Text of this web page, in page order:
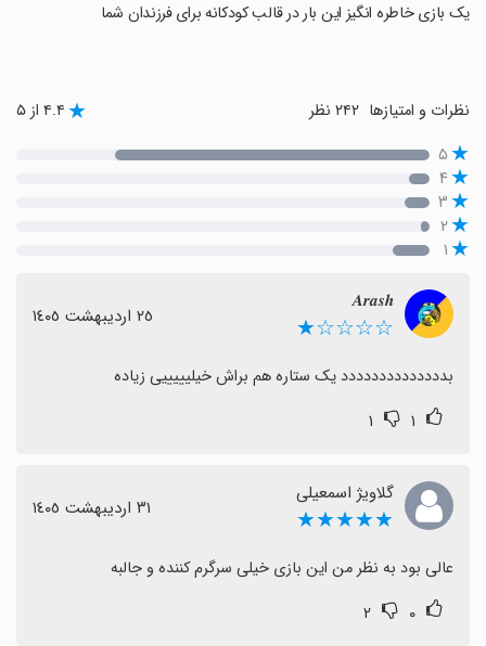
‏یک بازی خاطره انگیز این بار در قالب کودکانه برای فرزندان شما
نظرات و امتیازها ۴.۴ از ۵
۵
۴
۳
۲
۱
𝑨𝒓𝒂𝒔𝒉
☆☆☆☆★ ٢٥ اردیبهشت ١٤٠٥
بدددددددددددددد یک ستاره هم براش خیلیییییی زیاده
۱ ۱
گلاویژ اسمعیلی
★★★★★ ٣١ اردیبهشت ١٤٠٥
عالی بود به نظر من این بازی خیلی سرگرم کننده و جالبه
۰ ۲